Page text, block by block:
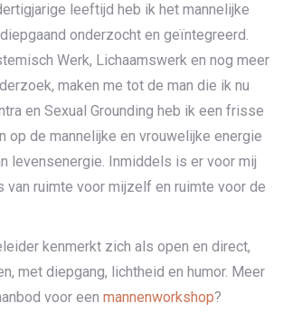
leeftijd heb ik het mannelijke
onderzocht en geïntegreerd.
Werk, Lichaamswerk en nog meer
maken me tot de man die ik nu
en Sexual Grounding heb ik een frisse
op de mannelijke en vrouwelijke energie
levensenergie. Inmiddels is er voor mij
van ruimte voor mijzelf en ruimte voor de
kenmerkt zich als open en direct,
met diepgang, lichtheid en humor. Meer
voor een mannenworkshop?